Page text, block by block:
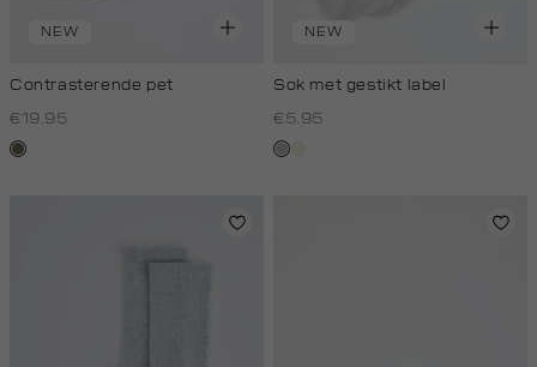
NEW
Contrasterende pet
€19.95
middenbruin
NEW
Sok met gestikt label
€5.95
grijs,